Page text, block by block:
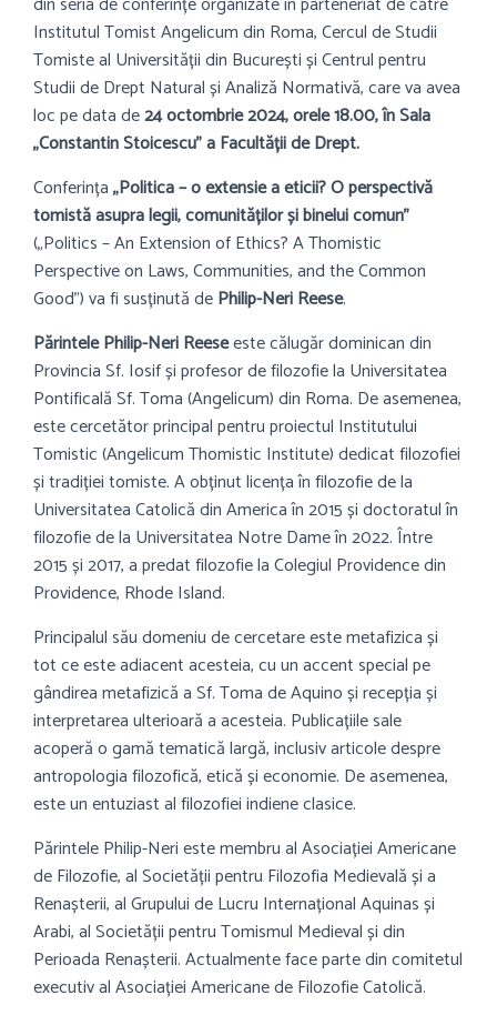
Institutul Tomist Angelicum din Roma, Cercul de Studii
Tomiste al Universității din București și Centrul pentru
Studii de Drept Natural și Analiză Normativă, care va avea
loc pe data de24 octombrie 2024, orele 18.00, în Sala
„Constantin Stoicescu” a Facultății de Drept.
Conferința„Politica – o extensie a eticii? O perspectivă
tomistă asupra legii, comunităților și binelui comun”
(„Politics – An Extension of Ethics? A Thomistic
Perspective on Laws, Communities, and the Common
Good”) va fi susținută dePhilip-Neri Reese.
Părintele Philip-Neri Reeseeste călugăr dominican din
Provincia Sf. Iosif și profesor de filozofie la Universitatea
Pontificală Sf. Toma (Angelicum) din Roma. De asemenea,
este cercetător principal pentru proiectul Institutului
Tomistic (Angelicum Thomistic Institute) dedicat filozofiei
și tradiției tomiste. A obținut licența în filozofie de la
Universitatea Catolică din America în 2015 și doctoratul în
filozofie de la Universitatea Notre Dame în 2022. Între
2015 și 2017, a predat filozofie la Colegiul Providence din
Providence, Rhode Island.
Principalul său domeniu de cercetare este metafizica și
tot ce este adiacent acesteia, cu un accent special pe
gândirea metafizică a Sf. Toma de Aquino și recepția și
interpretarea ulterioară a acesteia. Publicațiile sale
acoperă o gamă tematică largă, inclusiv articole despre
antropologia filozofică, etică și economie. De asemenea,
este un entuziast al filozofiei indiene clasice.
Părintele Philip-Neri este membru al Asociației Americane
de Filozofie, al Societății pentru Filozofia Medievală și a
Renașterii, al Grupului de Lucru Internațional Aquinas și
Arabi, al Societății pentru Tomismul Medieval și din
Perioada Renașterii. Actualmente face parte din comitetul
executiv al Asociației Americane de Filozofie Catolică.